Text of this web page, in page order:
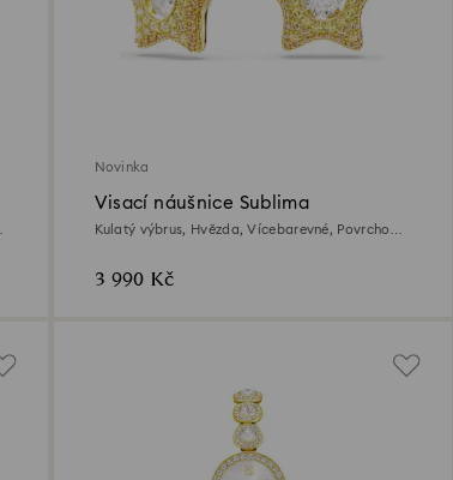
Novinka
Visací náušnice Sublima
Kulatý výbrus, Hvězda, Vícebarevné, Povrchová
3 990 Kč